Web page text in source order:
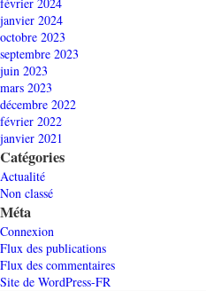
janvier 2024
octobre 2023
septembre 2023
juin 2023
mars 2023
décembre 2022
février 2022
janvier 2021
Catégories
Actualité
Non classé
Méta
Connexion
Flux des publications
Flux des commentaires
Site de WordPress-FR